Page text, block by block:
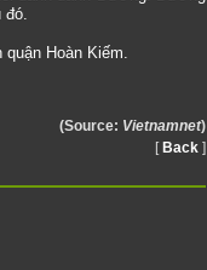
đó.
Hoàn Kiếm.
(Source: Vietnamnet)
[ Back ]